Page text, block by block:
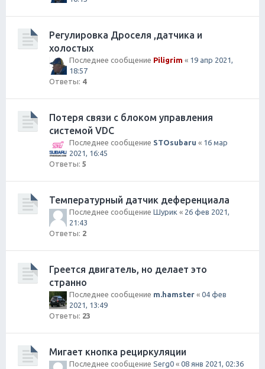
Регулировка Дроселя ,датчика и
холостых
Последнее сообщение Piligrim « 19 апр 2021,
18:57
Ответы: 4
Потеря связи с блоком управления
системой VDC
Последнее сообщение STOsubaru « 16 мар
2021, 16:45
Ответы: 5
Температурный датчик деференциала
Последнее сообщение Шурик « 26 фев 2021,
21:43
Ответы: 2
Греется двигатель, но делает это
странно
Последнее сообщение m.hamster « 04 фев
2021, 13:49
Ответы: 23
Мигает кнопка рециркуляции
Последнее сообщение Serg0 « 08 янв 2021, 02:36